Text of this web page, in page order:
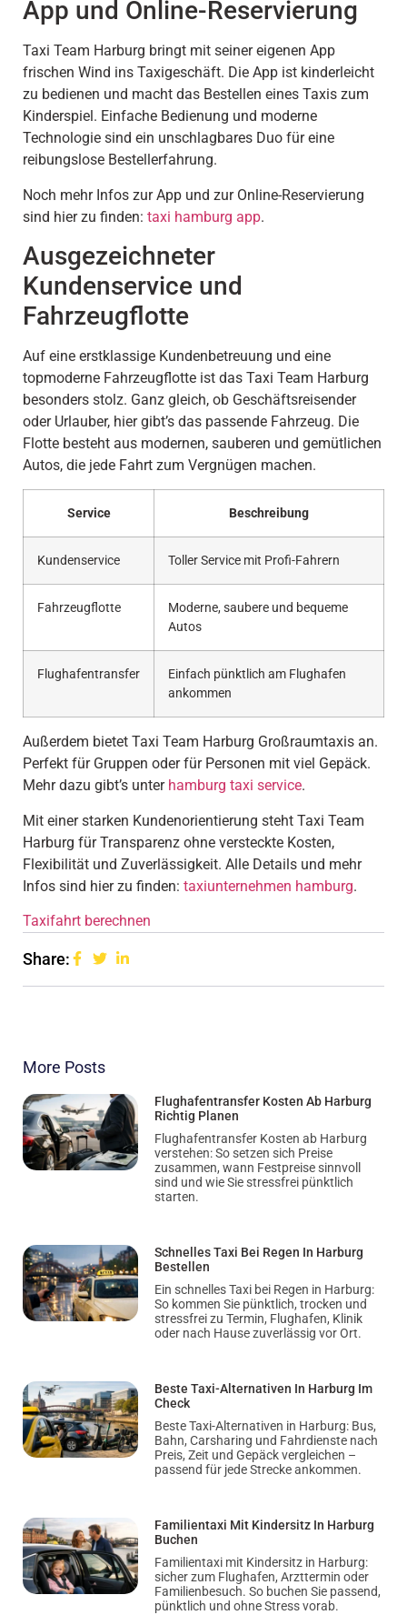
App und Online-Reservierung
Taxi Team Harburg bringt mit seiner eigenen App
frischen Wind ins Taxigeschäft. Die App ist kinderleicht
zu bedienen und macht das Bestellen eines Taxis zum
Kinderspiel. Einfache Bedienung und moderne
Technologie sind ein unschlagbares Duo für eine
reibungslose Bestellerfahrung.
Noch mehr Infos zur App und zur Online-Reservierung
sind hier zu finden: taxi hamburg app.
Ausgezeichneter
Kundenservice und
Fahrzeugflotte
Auf eine erstklassige Kundenbetreuung und eine
topmoderne Fahrzeugflotte ist das Taxi Team Harburg
besonders stolz. Ganz gleich, ob Geschäftsreisender
oder Urlauber, hier gibt’s das passende Fahrzeug. Die
Flotte besteht aus modernen, sauberen und gemütlichen
Autos, die jede Fahrt zum Vergnügen machen.
Service Beschreibung
Kundenservice Toller Service mit Profi-Fahrern
Fahrzeugflotte
Moderne, saubere und bequeme
Autos
Flughafentransfer
Einfach pünktlich am Flughafen
ankommen
Außerdem bietet Taxi Team Harburg Großraumtaxis an.
Perfekt für Gruppen oder für Personen mit viel Gepäck.
Mehr dazu gibt’s unter hamburg taxi service.
Mit einer starken Kundenorientierung steht Taxi Team
Harburg für Transparenz ohne versteckte Kosten,
Flexibilität und Zuverlässigkeit. Alle Details und mehr
Infos sind hier zu finden: taxiunternehmen hamburg.
Taxifahrt berechnen
Share:
More Posts
Flughafentransfer Kosten Ab Harburg
Richtig Planen
Flughafentransfer Kosten ab Harburg
verstehen: So setzen sich Preise
zusammen, wann Festpreise sinnvoll
sind und wie Sie stressfrei pünktlich
starten.
Schnelles Taxi Bei Regen In Harburg
Bestellen
Ein schnelles Taxi bei Regen in Harburg:
So kommen Sie pünktlich, trocken und
stressfrei zu Termin, Flughafen, Klinik
oder nach Hause zuverlässig vor Ort.
Beste Taxi-Alternativen In Harburg Im
Check
Beste Taxi-Alternativen in Harburg: Bus,
Bahn, Carsharing und Fahrdienste nach
Preis, Zeit und Gepäck vergleichen –
passend für jede Strecke ankommen.
Familientaxi Mit Kindersitz In Harburg
Buchen
Familientaxi mit Kindersitz in Harburg:
sicher zum Flughafen, Arzttermin oder
Familienbesuch. So buchen Sie passend,
pünktlich und ohne Stress vorab.